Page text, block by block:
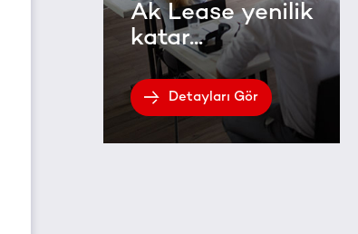
Ak Lease yenilik
katar...
Detayları Gör